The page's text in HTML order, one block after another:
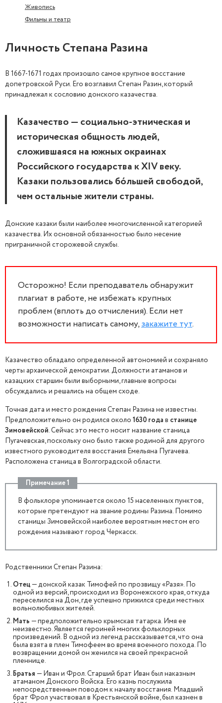
Живопись
Фильмы и театр
Личность Степана Разина
В 1667-1671 годах произошло самое крупное восстание
допетровской Руси. Его возглавил Степан Разин, который
принадлежал к сословию донского казачества.
Казачество — социально-этническая и
историческая общность людей,
сложившаяся на южных окраинах
Российского государства к XIV веку.
Казаки пользовались бóльшей свободой,
чем остальные жители страны.
Донские казаки были наиболее многочисленной категорией
казачества. Их основной обязанностью было несение
приграничной сторожевой службы.
Осторожно! Если преподаватель обнаружит
плагиат в работе, не избежать крупных
проблем (вплоть до отчисления). Если нет
возможности написать самому,закажите тут.
Казачество обладало определенной автономией и сохраняло
черты архаической демократии. Должности атаманов и
казацких старшин были выборными, главные вопросы
обсуждались и решались на общем сходе.
Точная дата и место рождения Степан Разина не известны.
Предположительно он родился около 1630 года в станице
Зимовейской. Сейчас это место носит название станица
Пугачевская, поскольку оно было также родиной для другого
известного руководителя восстания Емельяна Пугачева.
Расположена станица в Волгоградской области.
Примечание 1
В фольклоре упоминается около 15 населенных пунктов,
которые претендуют на звание родины Разина. Помимо
станицы Зимовейской наиболее вероятным местом его
рождения называют город Черкасск.
Родственники Степан Разина:
Отец — донской казак Тимофей по прозвищу «Разя». По
одной из версий, происходил из Воронежского края, откуда
переселился на Дон, где успешно прижился среди местных
вольнолюбивых жителей.
Мать — предположительно крымская татарка. Имя ее
неизвестно. Является героиней многих фольклорных
произведений. В одной из легенд рассказывается, что она
была взята в плен Тимофеем во время военного похода. По
возвращении домой он женился на своей прекрасной
пленнице.
Братья — Иван и Фрол. Старший брат Иван был наказным
атаманом Донского Войска. Его казнь послужила
непосредственным поводом к началу восстания. Младший
брат Фрол участвовал в Крестьянской войне, был казнен в